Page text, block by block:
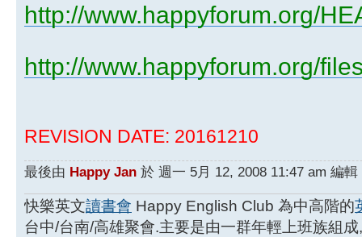
http://www.happyforum.org/
http://www.happyforum.org/
REVISION DATE: 20161210
最後由 Happy Jan 於 週一 5月 12, 2008 11:47 am 編
快樂英文讀書會 Happy English Club 為中高階的
台中/台南/高雄聚會.主要是由一群年輕上班族組